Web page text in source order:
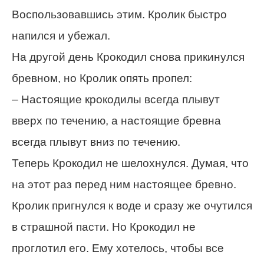
Воспользовавшись этим. Кролик быстро
напился и убежал.
На другой день Крокодил снова прикинулся
бревном, но Кролик опять пропел:
– Настоящие крокодилы всегда плывут
вверх по течению, а настоящие бревна
всегда плывут вниз по течению.
Теперь Крокодил не шелохнулся. Думая, что
на этот раз перед ним настоящее бревно.
Кролик пригнулся к воде и сразу же очутился
в страшной пасти. Но Крокодил не
проглотил его. Ему хотелось, чтобы все